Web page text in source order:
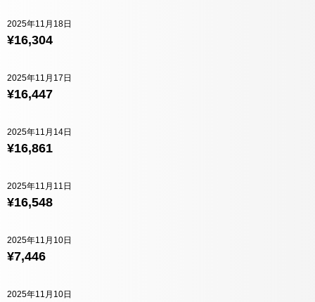
¥16,304
2025年11月18日
¥16,447
2025年11月17日
¥16,861
2025年11月14日
¥16,548
2025年11月11日
¥7,446
2025年11月10日
2025年11月10日